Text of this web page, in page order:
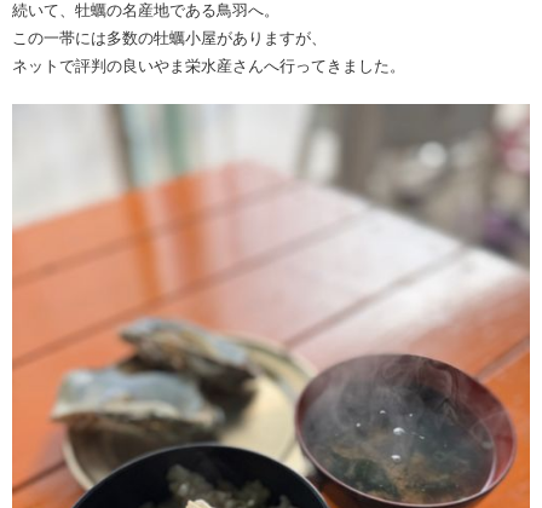
続いて、牡蠣の名産地である鳥羽へ。
この一帯には多数の牡蠣小屋がありますが、
ネットで評判の良いやま栄水産さんへ行ってきました。